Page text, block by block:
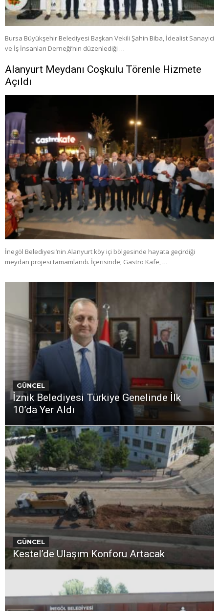
Bursa Büyükşehir Belediyesi Başkan Vekili Şahin Biba, İdealist Sanayici
ve İş İnsanları Derneği’nin düzenlediği …
Alanyurt Meydanı Coşkulu Törenle Hizmete
Açıldı
İnegöl Belediyesi’nin Alanyurt köy içi bölgesinde hayata geçirdiği
meydan projesi tamamlandı. İçerisinde; Gastro Kafe, …
GÜNCEL
İznik Belediyesi Türkiye Genelinde İlk
10’da Yer Aldı
GÜNCEL
Kestel’de Ulaşım Konforu Artacak